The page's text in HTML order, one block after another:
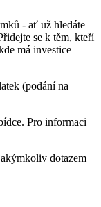
- ať už hledáte
se k těm, kteří
má investice
(podání na
Pro informaci
dotazem